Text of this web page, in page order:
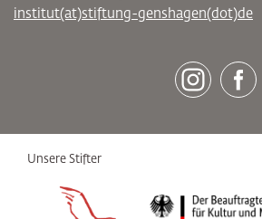
[socialLinksTitle]
institut(at)stiftung-genshagen(dot)de
Unsere Stifter